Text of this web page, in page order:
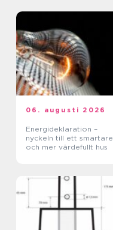
06. augusti 2026
Energideklaration –
nyckeln till ett smartare
och mer värdefullt hus